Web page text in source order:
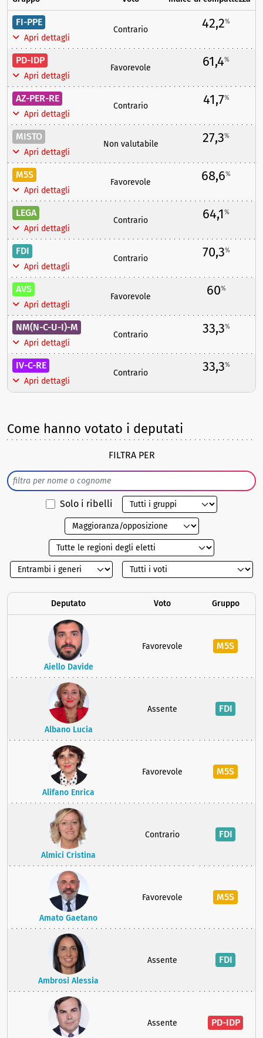
FI-PPE
Apri dettagli
Contrario 42,2%
PD-IDP
Apri dettagli
Favorevole 61,4%
AZ-PER-RE
Apri dettagli
Contrario 41,7%
MISTO
Apri dettagli
Non valutabile 27,3%
M5S
Apri dettagli
Favorevole 68,6%
LEGA
Apri dettagli
Contrario 64,1%
FDI
Apri dettagli
Contrario 70,3%
AVS
Apri dettagli
Favorevole 60%
NM(N-C-U-I)-M
Apri dettagli
Contrario 33,3%
IV-C-RE
Apri dettagli
Contrario 33,3%
Come hanno votato i deputati
FILTRA PER
Solo i ribelli
Deputato Voto Gruppo
Aiello Davide
Favorevole M5S
Albano Lucia
Assente FDI
Alifano Enrica
Favorevole M5S
Almici Cristina
Contrario FDI
Amato Gaetano
Favorevole M5S
Ambrosi Alessia
Assente FDI
Assente PD-IDP